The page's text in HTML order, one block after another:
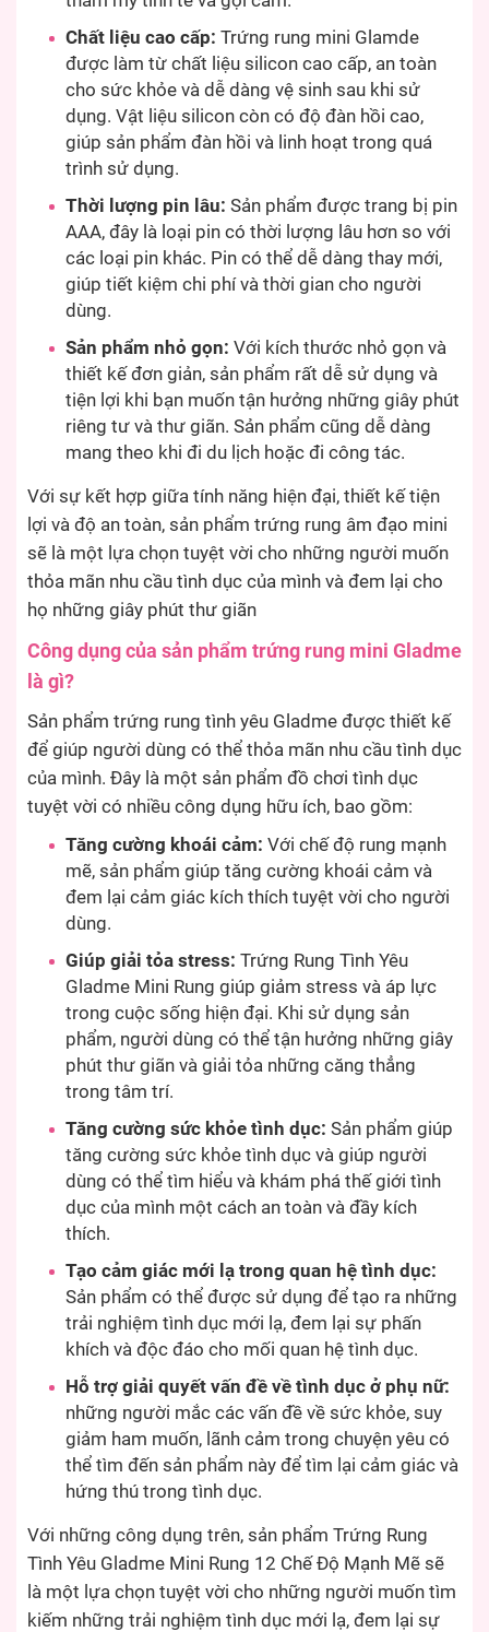
Chất liệu cao cấp: Trứng rung mini Glamde
được làm từ chất liệu silicon cao cấp, an toàn
cho sức khỏe và dễ dàng vệ sinh sau khi sử
dụng. Vật liệu silicon còn có độ đàn hồi cao,
giúp sản phẩm đàn hồi và linh hoạt trong quá
trình sử dụng.
Thời lượng pin lâu: Sản phẩm được trang bị pin
AAA, đây là loại pin có thời lượng lâu hơn so với
các loại pin khác. Pin có thể dễ dàng thay mới,
giúp tiết kiệm chi phí và thời gian cho người
dùng.
Sản phẩm nhỏ gọn: Với kích thước nhỏ gọn và
thiết kế đơn giản, sản phẩm rất dễ sử dụng và
tiện lợi khi bạn muốn tận hưởng những giây phút
riêng tư và thư giãn. Sản phẩm cũng dễ dàng
mang theo khi đi du lịch hoặc đi công tác.
Với sự kết hợp giữa tính năng hiện đại, thiết kế tiện
lợi và độ an toàn, sản phẩm trứng rung âm đạo mini
sẽ là một lựa chọn tuyệt vời cho những người muốn
thỏa mãn nhu cầu tình dục của mình và đem lại cho
họ những giây phút thư giãn
Công dụng của sản phẩm trứng rung mini Gladme
là gì?
Sản phẩm trứng rung tình yêu Gladme được thiết kế
để giúp người dùng có thể thỏa mãn nhu cầu tình dục
của mình. Đây là một sản phẩm đồ chơi tình dục
tuyệt vời có nhiều công dụng hữu ích, bao gồm:
Tăng cường khoái cảm: Với chế độ rung mạnh
mẽ, sản phẩm giúp tăng cường khoái cảm và
đem lại cảm giác kích thích tuyệt vời cho người
dùng.
Giúp giải tỏa stress: Trứng Rung Tình Yêu
Gladme Mini Rung giúp giảm stress và áp lực
trong cuộc sống hiện đại. Khi sử dụng sản
phẩm, người dùng có thể tận hưởng những giây
phút thư giãn và giải tỏa những căng thẳng
trong tâm trí.
Tăng cường sức khỏe tình dục: Sản phẩm giúp
tăng cường sức khỏe tình dục và giúp người
dùng có thể tìm hiểu và khám phá thế giới tình
dục của mình một cách an toàn và đầy kích
thích.
Tạo cảm giác mới lạ trong quan hệ tình dục:
Sản phẩm có thể được sử dụng để tạo ra những
trải nghiệm tình dục mới lạ, đem lại sự phấn
khích và độc đáo cho mối quan hệ tình dục.
Hỗ trợ giải quyết vấn đề về tình dục ở phụ nữ:
những người mắc các vấn đề về sức khỏe, suy
giảm ham muốn, lãnh cảm trong chuyện yêu có
thể tìm đến sản phẩm này để tìm lại cảm giác và
hứng thú trong tình dục.
Với những công dụng trên, sản phẩm Trứng Rung
Tình Yêu Gladme Mini Rung 12 Chế Độ Mạnh Mẽ sẽ
là một lựa chọn tuyệt vời cho những người muốn tìm
kiếm những trải nghiệm tình dục mới lạ, đem lại sự